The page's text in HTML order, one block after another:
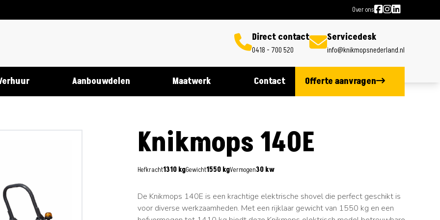
Over ons
Direct contact
0418 - 700 520
Servicedesk
info@knikmopsnederland.nl
Aanbouwdelen Maatwerk Contact Offerte aanvragen
Knikmops 140E
Hefkracht1310 kgGewicht1550 kgVermogen30 kw
De Knikmops 140E is een krachtige elektrische shovel die perfect geschikt is
voor diverse werkzaamheden. Met een rijklaar gewicht van 1550 kg en een